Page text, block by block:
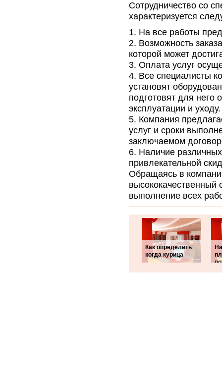
Сотрудничество со
характеризуется
На все работы
Возможность
которой может
Оплата услуг
Все специалисты
установят
подготовят для него
эксплуатации и уходу.
Компания
услуг и сроки
заключаемом
Наличие
привлекательной
Обращаясь в
высококачественный
выполнение всех
Как определить
когда курица